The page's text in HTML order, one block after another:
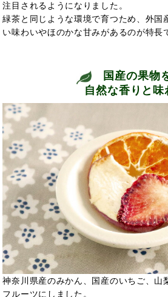
注目されるようになりました。
緑茶と同じような環境で育つため、外国
い味わいやほのかな甘みがあるのが特長
国産の果物
自然な香りと味
神奈川県産のみかん、国産のいちご、山
フルーツにしました。